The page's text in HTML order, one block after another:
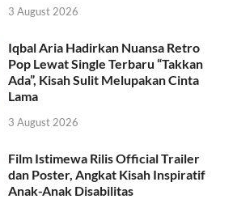
3 August 2026
Iqbal Aria Hadirkan Nuansa Retro
Pop Lewat Single Terbaru “Takkan
Ada”, Kisah Sulit Melupakan Cinta
Lama
3 August 2026
Film Istimewa Rilis Official Trailer
dan Poster, Angkat Kisah Inspiratif
Anak-Anak Disabilitas